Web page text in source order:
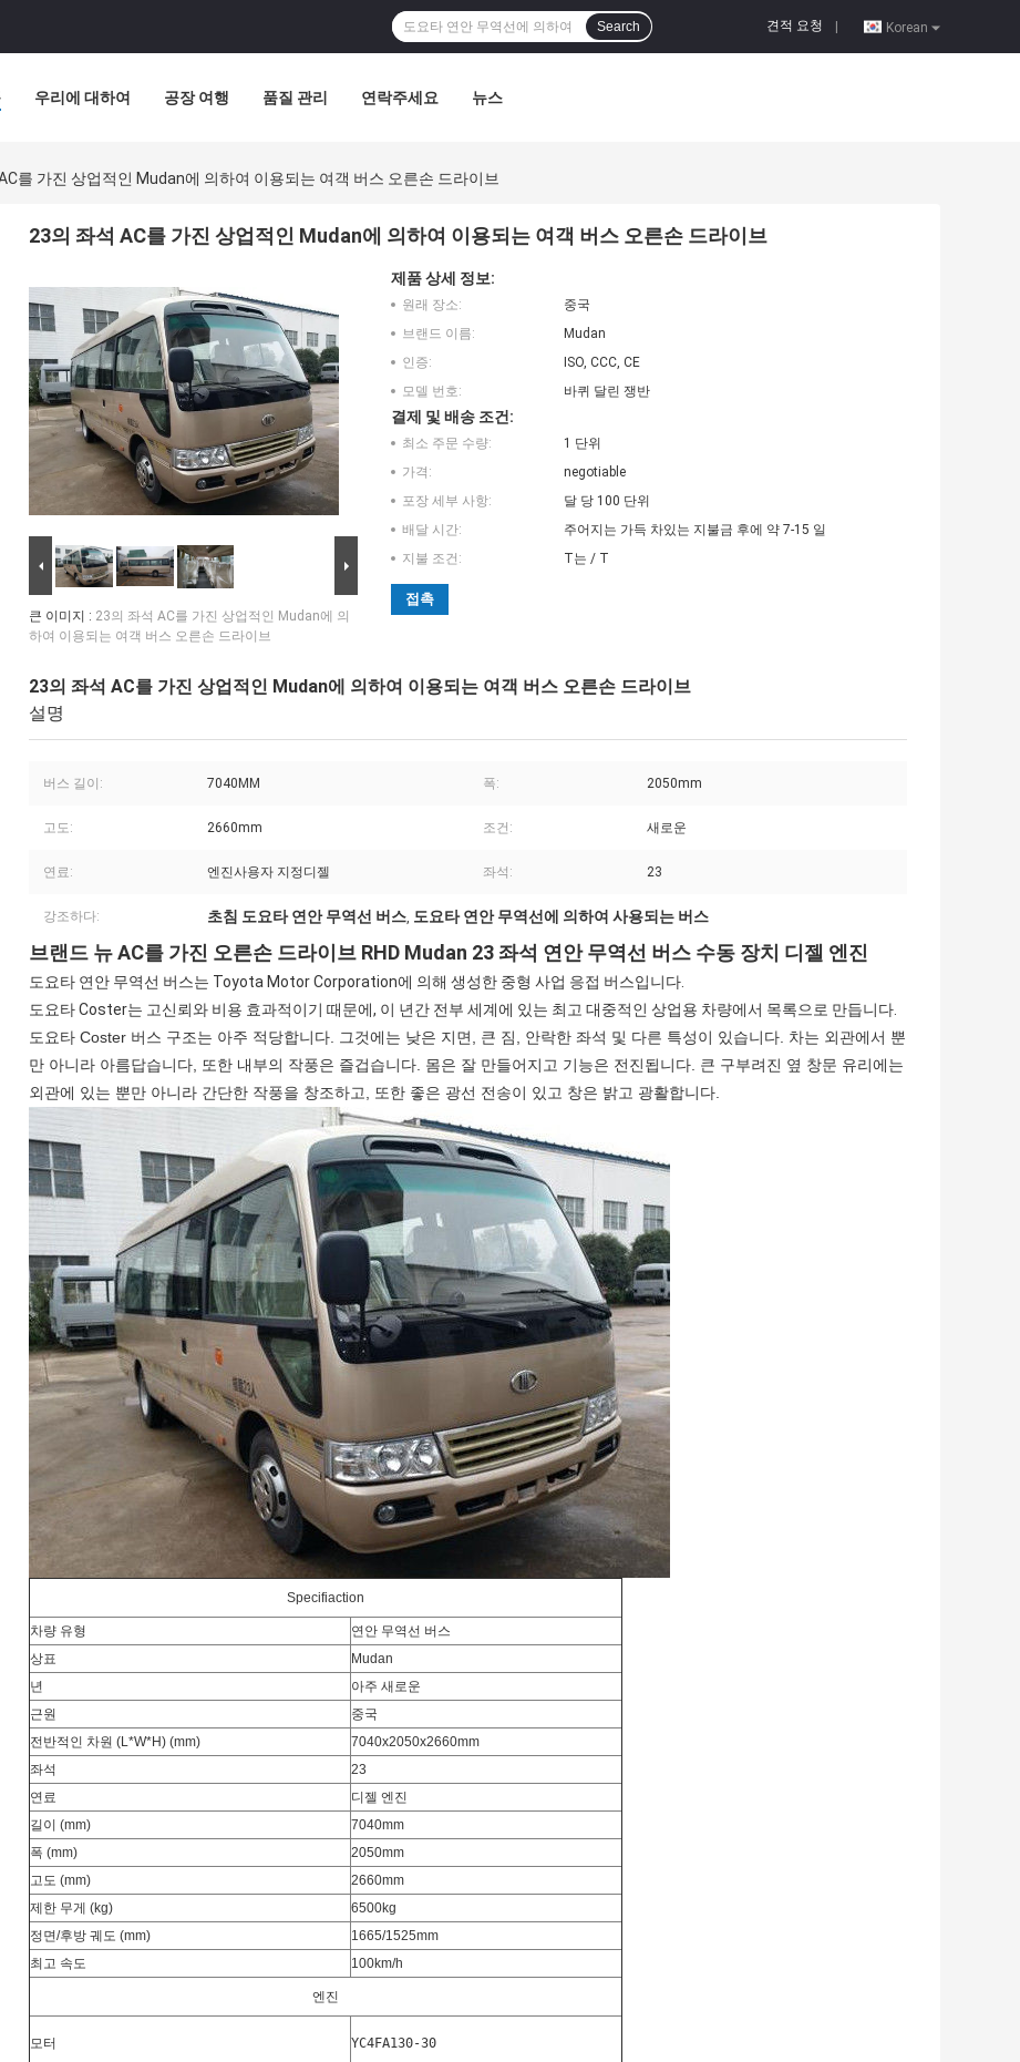
Korean
견적 요청
Search
우리에 대하여 공장 여행 품질 관리 연락주세요 뉴스
를 가진 상업적인 Mudan에 의하여 이용되는 여객 버스 오른손 드라이브
23의 좌석 AC를 가진 상업적인 Mudan에 의하여 이용되는 여객 버스 오른손 드라이브
큰 이미지 : 23의 좌석 AC를 가진 상업적인 Mudan에 의
하여 이용되는 여객 버스 오른손 드라이브
제품 상세 정보:
원래 장소:
중국
브랜드 이름:
Mudan
인증:
ISO, CCC, CE
모델 번호:
바퀴 달린 쟁반
결제 및 배송 조건:
최소 주문 수량:
1 단위
가격:
negotiable
포장 세부 사항:
달 당 100 단위
배달 시간:
주어지는 가득 차있는 지불금 후에 약 7-15 일
지불 조건:
T는 / T
접촉
23의 좌석 AC를 가진 상업적인 Mudan에 의하여 이용되는 여객 버스 오른손 드라이브
설명
버스 길이: 7040MM 폭: 2050mm
고도: 2660mm 조건: 새로운
연료: 엔진사용자 지정디젤 좌석: 23
강조하다: 초침 도요타 연안 무역선 버스, 도요타 연안 무역선에 의하여 사용되는 버스
브랜드 뉴 AC를 가진 오른손 드라이브 RHD Mudan 23 좌석 연안 무역선 버스 수동 장치 디젤 엔진
도요타 연안 무역선 버스는 Toyota Motor Corporation에 의해 생성한 중형 사업 응접 버스입니다.
도요타 Coster는 고신뢰와 비용 효과적이기 때문에, 이 년간 전부 세계에 있는 최고 대중적인 상업용 차량에서 목록으로 만듭니다.
도요타 Coster 버스 구조는 아주 적당합니다. 그것에는 낮은 지면, 큰 짐, 안락한 좌석 및 다른 특성이 있습니다. 차는 외관에서 뿐
만 아니라 아름답습니다, 또한 내부의 작풍은 즐겁습니다. 몸은 잘 만들어지고 기능은 전진됩니다. 큰 구부려진 옆 창문 유리에는
외관에 있는 뿐만 아니라 간단한 작풍을 창조하고, 또한 좋은 광선 전송이 있고 창은 밝고 광활합니다.
Specifiaction
차량 유형
연안 무역선 버스
상표
Mudan
년
아주 새로운
근원
중국
전반적인 차원 (L*W*H) (mm)
7040x2050x2660mm
좌석
23
연료
디젤 엔진
길이 (mm)
7040mm
폭 (mm)
2050mm
고도 (mm)
2660mm
제한 무게 (kg)
6500kg
정면/후방 궤도 (mm)
1665/1525mm
최고 속도
100km/h
엔진
모터